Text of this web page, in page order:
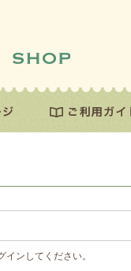
ンしてください。